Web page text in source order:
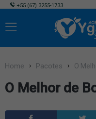
+55 (67) 3255-1733
Home Pacotes O
O Melhor de